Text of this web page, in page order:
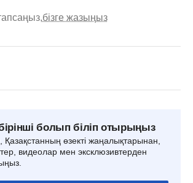
бізге жазыңыз
болып біліп отырыңыз
Қазақстанның өзекті жаңалықтарынан,
видеолар мен эксклюзивтерден